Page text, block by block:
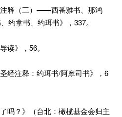
释（三）——西番雅书、那鸿
约拿书、约珥书》，337。
读》，56。
经注释：约珥书/阿摩司书》，6
吗？》（台北：橄榄基金会归主